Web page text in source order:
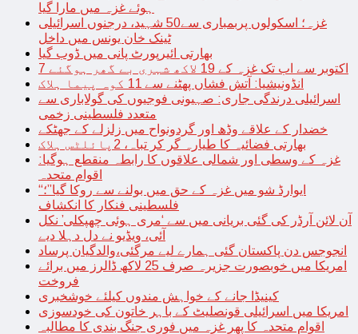
ہوئے غزہ میں مارا گیا
غزہ؛ اسکولوں پربمباری سے50 شہید، درجنوں اسرائیلی
ٹینک خان یونس میں داخل
بھارتی ائیرپورٹ پانی میں ڈوب گیا
7 اکتوبر سے اب تک غزہ کے 19 لاکھ شہری بے گھر ہوگئے
انڈونیشیا: آتش فشاں پھٹنے سے 11 کوہ پیما ہلاک
اسرائیلی درندگی جاری: صہیونی فوجیوں کی گولاباری سے
متعدد فلسطینی زخمی
خضدار کے علاقے وڈھ اور گردونواح میں زلزلے کے جھٹکے
بھارتی فضائیہ کا طیارہ گر کر تباہ، 2پائلٹس ہلاک
غزہ کے وسطی اور شمالی علاقوں کا رابطہ منقطع ہوگیا:
اقوام متحدہ
“ایوارڈ شو میں غزہ کے حق میں بولنے سے روکا گیا”؛
فلسطینی فنکار کا انکشاف
آن لائن آرڈر کی گئی بریانی میں سے ‘مری ہوئی چھپکلی’ نکل
آئی، ویڈیو نے دل دہلا دیے
انجوجس دن پاکستان گئی ہمارے لیے مرگئی،والدگیان پرساد
امریکا میں خوبصورت جزیرہ صرف 25 لاکھ ڈالرز میں برائے
فروخت
کینیڈا جانے کے خواہش مندوں کیلئے خوشخبری
امریکا میں اسرائیلی قونصلیٹ کے باہر خاتون کی خودسوزی
اقوام متحدہ کا پھر غزہ میں فوری جنگ بندی کا مطالبہ